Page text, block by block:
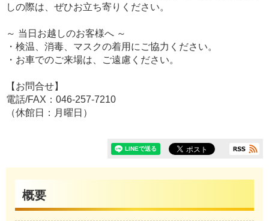
しの際は、ぜひお立ち寄りください。
～ 当日お越しのお客様へ ～
・検温、消毒、マスクの着用にご協力ください。
・お車でのご来場は、ご遠慮ください。
【お問合せ】
電話/FAX：046-257-7210
（休館日：月曜日）
概要